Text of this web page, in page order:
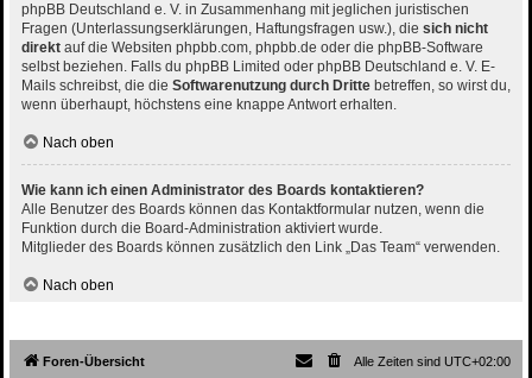
phpBB Deutschland e. V. in Zusammenhang mit jeglichen juristischen
Fragen (Unterlassungserklärungen, Haftungsfragen usw.), die sich nicht
direkt auf die Websiten phpbb.com, phpbb.de oder die phpBB-Software
selbst beziehen. Falls du phpBB Limited oder phpBB Deutschland e. V. E-
Mails schreibst, die die Softwarenutzung durch Dritte betreffen, so wirst du,
wenn überhaupt, höchstens eine knappe Antwort erhalten.
Nach oben
Wie kann ich einen Administrator des Boards kontaktieren?
Alle Benutzer des Boards können das Kontaktformular nutzen, wenn die
Funktion durch die Board-Administration aktiviert wurde.
Mitglieder des Boards können zusätzlich den Link „Das Team“ verwenden.
Nach oben
Foren-Übersicht Alle Zeiten sind UTC+02:00